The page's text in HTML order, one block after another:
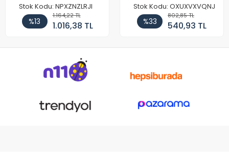
Stok Kodu: NPXZNZLRJI
%13
1.164,22 TL
1.016,38 TL
Stok Kodu: OXUXVXVQNJ
%33
802,85 TL
540,93 TL